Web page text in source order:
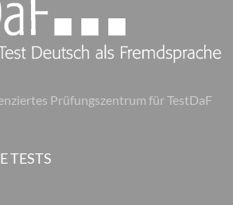
Prüfungszentrum für TestDaF
TESTS